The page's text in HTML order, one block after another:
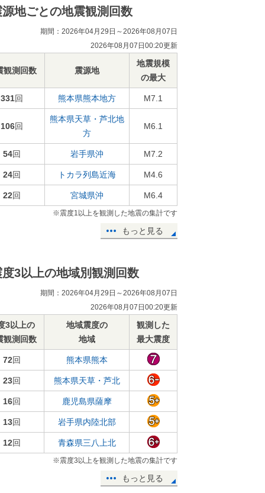
源地ごとの地震観測回数
期間：2026年04月29日～2026年08月07日
2026年08月07日00:20更新
観測回数 震源地
地震規模
の最大
331回 熊本県熊本地方 M7.1
106回
熊本県天草・芦北地
方
M6.1
54回 岩手県沖 M7.2
24回 トカラ列島近海 M4.6
22回 宮城県沖 M6.4
※震度1以上を観測した地震の集計です
もっと見る
度3以上の地域別観測回数
期間：2026年04月29日～2026年08月07日
2026年08月07日00:20更新
3以上の
観測回数
地域震度の
地域
観測した
最大震度
72回 熊本県熊本
23回 熊本県天草・芦北
16回 鹿児島県薩摩
13回 岩手県内陸北部
12回 青森県三八上北
※震度3以上を観測した地震の集計です
もっと見る